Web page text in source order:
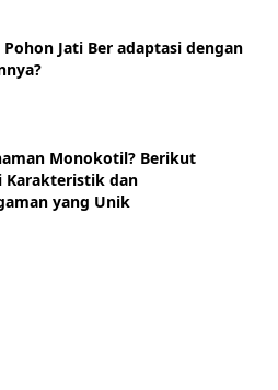
Pohon Jati Ber adaptasi dengan
Monokotil? Berikut
Karakteristik dan
yang Unik